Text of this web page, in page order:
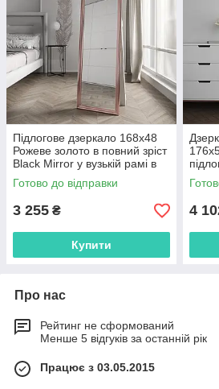
Підлогове дзеркало 168х48
Рожеве золото в повний зріст
Black Mirror у вузькій рамі в
спальню
Готово до відправки
3 255 ₴
Купити
4
Про нас
Рейтинг не сформований
Менше 5 відгуків за останній рік
Працює з 03.05.2015